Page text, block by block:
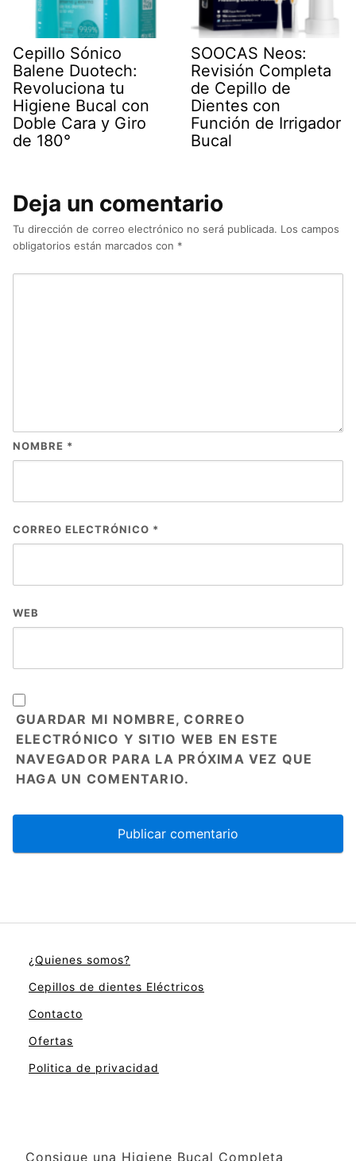
Cepillo Sónico
Balene Duotech:
Revoluciona tu
Higiene Bucal con
Doble Cara y Giro
de 180°
SOOCAS Neos:
Revisión Completa
de Cepillo de
Dientes con
Función de Irrigador
Bucal
Deja un comentario
Tu dirección de correo electrónico no será publicada. Los campos
obligatorios están marcados con *
NOMBRE *
CORREO ELECTRÓNICO *
WEB
GUARDAR MI NOMBRE, CORREO
ELECTRÓNICO Y SITIO WEB EN ESTE
NAVEGADOR PARA LA PRÓXIMA VEZ QUE
HAGA UN COMENTARIO.
¿Quienes somos?
Cepillos de dientes Eléctricos
Contacto
Ofertas
Politica de privacidad
Consigue una Higiene Bucal Completa